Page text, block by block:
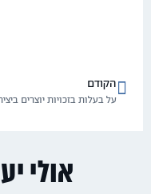
הקודם
על בעלות בזכויות יוצרים
אולי